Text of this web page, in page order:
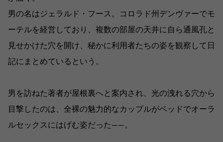
男の名はジェラルド・フース。コロラド州デンヴァーでモ
ーテルを経営しており、複数の部屋の天井に自ら通風孔と
見せかけた穴を開け、秘かに利用者たちの姿を観察して日
記にまとめているという。
男を訪ねた著者が屋根裏へと案内され、光の洩れる穴から
目撃したのは、全裸の魅力的なカップルがベッドでオーラ
ルセックスにはげむ姿だった――。